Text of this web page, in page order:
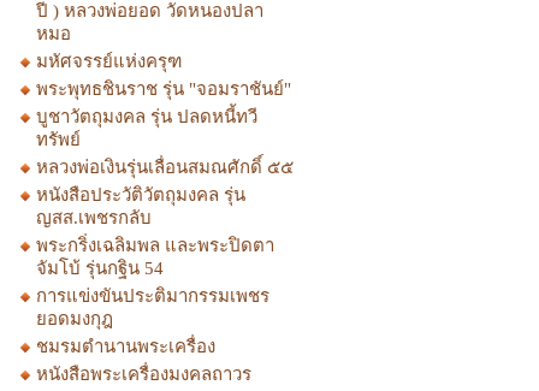
ปี ) หลวงพ่อยอด วัดหนองปลา
หมอ
มหัศจรรย์แห่งครุฑ
พระพุทธชินราช รุ่น "จอมราชันย์"
บูชาวัตถุมงคล รุ่น ปลดหนี้ทวี
ทรัพย์
หลวงพ่อเงินรุ่นเลื่อนสมณศักดิ์ ๕๕
หนังสือประวัติวัตถุมงคล รุ่น
ญสส.เพชรกลับ
พระกริ่งเฉลิมพล และพระปิดตา
จัมโบ้ รุ่นกฐิน 54
การแข่งขันประติมากรรมเพชร
ยอดมงกุฎ
ชมรมตำนานพระเครื่อง
หนังสือพระเครื่องมงคลถาวร